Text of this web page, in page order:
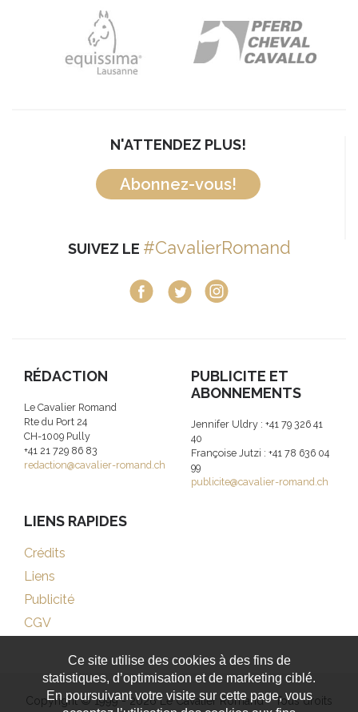
N'ATTENDEZ PLUS!
Abonnez-vous!
SUIVEZ LE #CavalierRomand
RÉDACTION
Le Cavalier Romand
Rte du Port 24
CH-1009 Pully
+41 21 729 86 83
redaction@cavalier-romand.ch
PUBLICITE ET
ABONNEMENTS
Jennifer Uldry : +41 79 326 41
40
Françoise Jutzi : +41 78 636 04
99
publicite@cavalier-romand.ch
LIENS RAPIDES
Crédits
Liens
Publicité
CGV
Copyright © 1999 - 2026 Le Cavalier Romand - Tous droits
Ce site utilise des cookies à des fins de
statistiques, d’optimisation et de marketing ciblé.
En poursuivant votre visite sur cette page, vous